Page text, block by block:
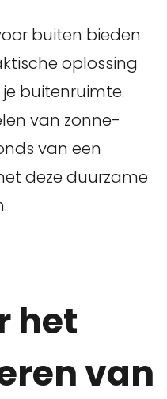
buiten bieden
oplossing
buitenruimte.
van zonne-
van een
deze duurzame
het
van